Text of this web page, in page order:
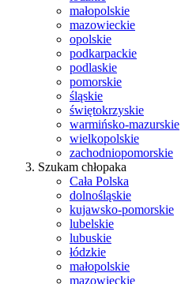
małopolskie
mazowieckie
opolskie
podkarpackie
podlaskie
pomorskie
śląskie
świętokrzyskie
warmińsko-mazurskie
wielkopolskie
zachodniopomorskie
Szukam chłopaka
Cała Polska
dolnośląskie
kujawsko-pomorskie
lubelskie
lubuskie
łódzkie
małopolskie
mazowieckie